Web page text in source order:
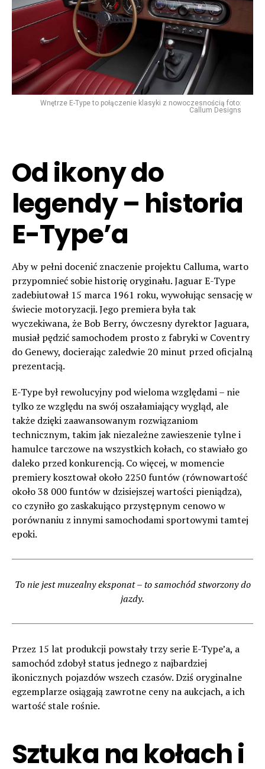
Wnętrze E-Type to połączenie klasyki z nowoczesnością foto:
Callum Designs
Od ikony do
legendy – historia
E-Type’a
Aby w pełni docenić znaczenie projektu Calluma, warto
przypomnieć sobie historię oryginału. Jaguar E-Type
zadebiutował 15 marca 1961 roku, wywołując sensację w
świecie motoryzacji. Jego premiera była tak
wyczekiwana, że Bob Berry, ówczesny dyrektor Jaguara,
musiał pędzić samochodem prosto z fabryki w Coventry
do Genewy, docierając zaledwie 20 minut przed oficjalną
prezentacją.
E-Type był rewolucyjny pod wieloma względami – nie
tylko ze względu na swój oszałamiający wygląd, ale
także dzięki zaawansowanym rozwiązaniom
technicznym, takim jak niezależne zawieszenie tylne i
hamulce tarczowe na wszystkich kołach, co stawiało go
daleko przed konkurencją. Co więcej, w momencie
premiery kosztował około 2250 funtów (równowartość
około 38 000 funtów w dzisiejszej wartości pieniądza),
co czyniło go zaskakująco przystępnym cenowo w
porównaniu z innymi samochodami sportowymi tamtej
epoki.
To nie jest muzealny eksponat – to samochód stworzony do
jazdy.
Przez 15 lat produkcji powstały trzy serie E-Type’a, a
samochód zdobył status jednego z najbardziej
ikonicznych pojazdów wszech czasów. Dziś oryginalne
egzemplarze osiągają zawrotne ceny na aukcjach, a ich
wartość stale rośnie.
Sztuka na kołach i